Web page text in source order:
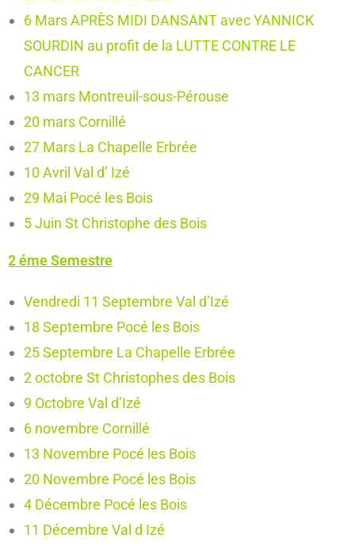
6 Mars APRÈS MIDI DANSANT avec YANNICK
SOURDIN au profit de la LUTTE CONTRE LE
CANCER
13 mars Montreuil-sous-Pérouse
20 mars Cornillé
27 Mars La Chapelle Erbrée
10 Avril Val d’ Izé
29 Mai Pocé les Bois
5 Juin St Christophe des Bois
2 éme Semestre
Vendredi 11 Septembre Val d’Izé
18 Septembre Pocé les Bois
25 Septembre La Chapelle Erbrée
2 octobre St Christophes des Bois
9 Octobre Val d’Izé
6 novembre Cornillé
13 Novembre Pocé les Bois
20 Novembre Pocé les Bois
4 Décembre Pocé les Bois
11 Décembre Val d Izé